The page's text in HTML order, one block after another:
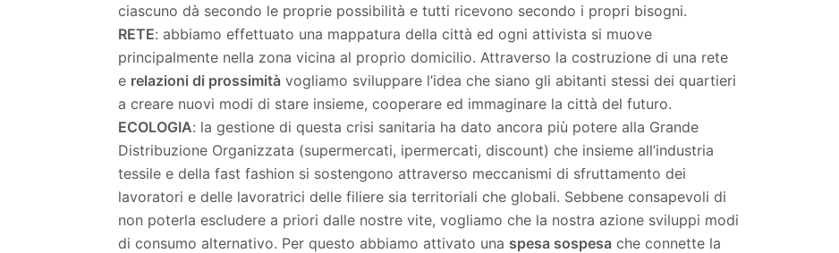
ciascuno dà secondo le proprie possibilità e tutti ricevono secondo i propri bisogni.
RETE: abbiamo effettuato una mappatura della città ed ogni attivista si muove
principalmente nella zona vicina al proprio domicilio. Attraverso la costruzione di una rete
e relazioni di prossimità vogliamo sviluppare l’idea che siano gli abitanti stessi dei quartieri
a creare nuovi modi di stare insieme, cooperare ed immaginare la città del futuro.
ECOLOGIA: la gestione di questa crisi sanitaria ha dato ancora più potere alla Grande
Distribuzione Organizzata (supermercati, ipermercati, discount) che insieme all’industria
tessile e della fast fashion si sostengono attraverso meccanismi di sfruttamento dei
lavoratori e delle lavoratrici delle filiere sia territoriali che globali. Sebbene consapevoli di
non poterla escludere a priori dalle nostre vite, vogliamo che la nostra azione sviluppi modi
di consumo alternativo. Per questo abbiamo attivato una spesa sospesa che connette la